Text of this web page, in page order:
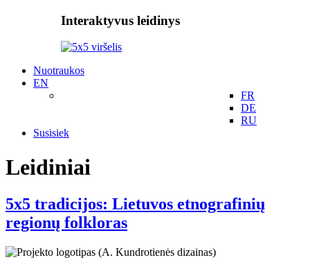
Interaktyvus leidinys
Nuotraukos
EN
FR
DE
RU
Susisiek
Leidiniai
5x5 tradicijos: Lietuvos etnografinių
regionų folkloras